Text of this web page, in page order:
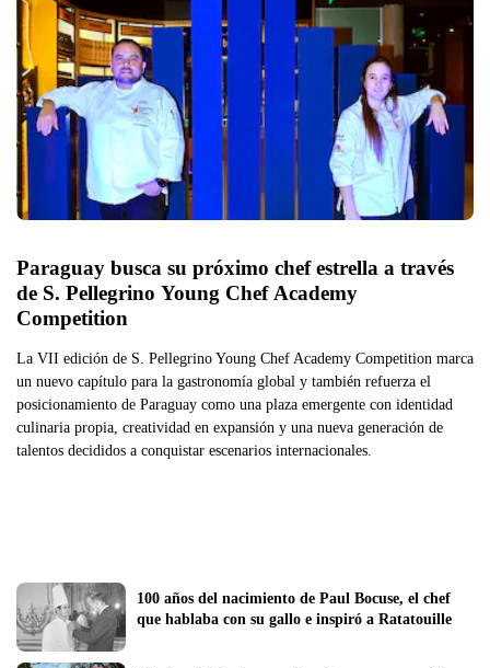
Paraguay busca su próximo chef estrella a través
de S. Pellegrino Young Chef Academy
Competition
La VII edición de S. Pellegrino Young Chef Academy Competition marca
un nuevo capítulo para la gastronomía global y también refuerza el
posicionamiento de Paraguay como una plaza emergente con identidad
culinaria propia, creatividad en expansión y una nueva generación de
talentos decididos a conquistar escenarios internacionales.
100 años del nacimiento de Paul Bocuse, el chef